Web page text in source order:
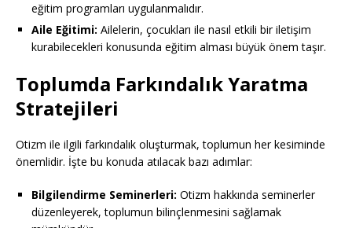
eğitim programları uygulanmalıdır.
Aile Eğitimi: Ailelerin, çocukları ile nasıl etkili bir iletişim
kurabilecekleri konusunda eğitim alması büyük önem taşır.
Toplumda Farkındalık Yaratma
Stratejileri
Otizm ile ilgili farkındalık oluşturmak, toplumun her kesiminde
önemlidir. İşte bu konuda atılacak bazı adımlar:
Bilgilendirme Seminerleri: Otizm hakkında seminerler
düzenleyerek, toplumun bilinçlenmesini sağlamak